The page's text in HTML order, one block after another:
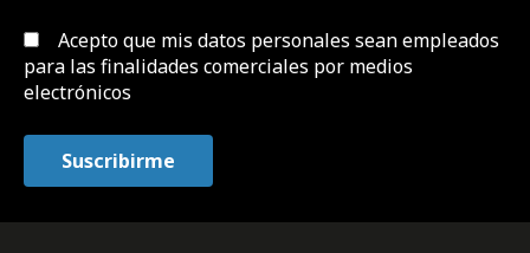
Acepto que mis datos personales sean empleados
para las finalidades comerciales por medios
electrónicos